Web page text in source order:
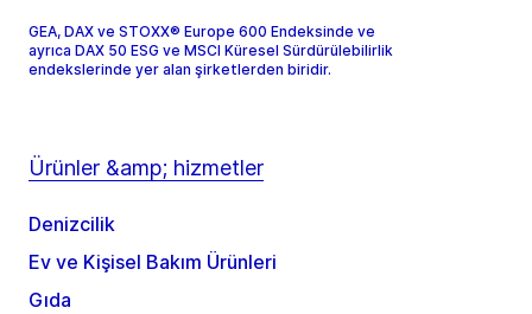
GEA, DAX ve STOXX® Europe 600 Endeksinde ve
ayrıca DAX 50 ESG ve MSCI Küresel Sürdürülebilirlik
endekslerinde yer alan şirketlerden biridir.
Ürünler &amp; hizmetler
Denizcilik
Ev ve Kişisel Bakım Ürünleri
Gıda